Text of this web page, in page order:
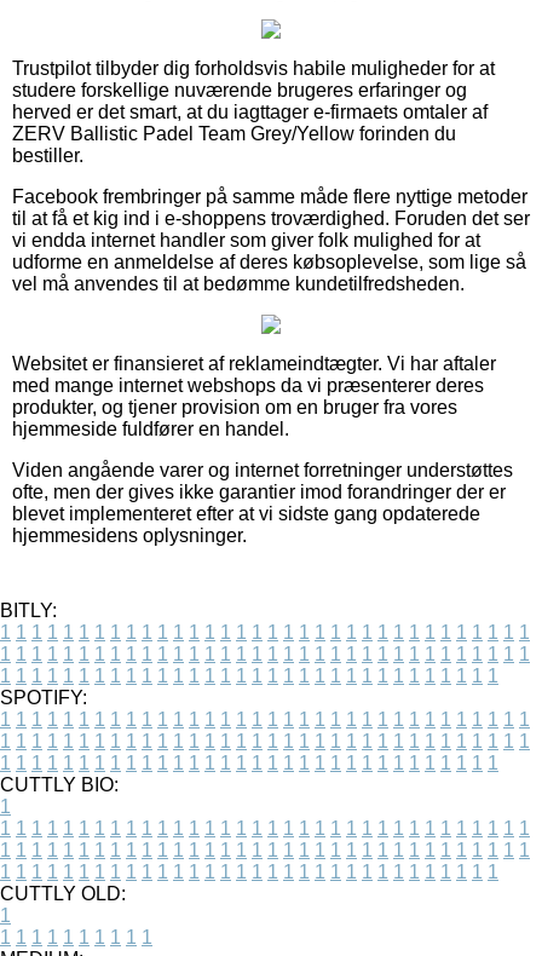
Trustpilot tilbyder dig forholdsvis habile muligheder for at
studere forskellige nuværende brugeres erfaringer og
herved er det smart, at du iagttager e-firmaets omtaler af
ZERV Ballistic Padel Team Grey/Yellow forinden du
bestiller.
Facebook frembringer på samme måde flere nyttige metoder
til at få et kig ind i e-shoppens troværdighed. Foruden det ser
vi endda internet handler som giver folk mulighed for at
udforme en anmeldelse af deres købsoplevelse, som lige så
vel må anvendes til at bedømme kundetilfredsheden.
Websitet er finansieret af reklameindtægter. Vi har aftaler
med mange internet webshops da vi præsenterer deres
produkter, og tjener provision om en bruger fra vores
hjemmeside fuldfører en handel.
Viden angående varer og internet forretninger understøttes
ofte, men der gives ikke garantier imod forandringer der er
blevet implementeret efter at vi sidste gang opdaterede
hjemmesidens oplysninger.
BITLY:
1 1 1 1 1 1 1 1 1 1 1 1 1 1 1 1 1 1 1 1 1 1 1 1 1 1 1 1 1 1 1 1 1 1
1 1 1 1 1 1 1 1 1 1 1 1 1 1 1 1 1 1 1 1 1 1 1 1 1 1 1 1 1 1 1 1 1 1
1 1 1 1 1 1 1 1 1 1 1 1 1 1 1 1 1 1 1 1 1 1 1 1 1 1 1 1 1 1 1 1
SPOTIFY:
1 1 1 1 1 1 1 1 1 1 1 1 1 1 1 1 1 1 1 1 1 1 1 1 1 1 1 1 1 1 1 1 1 1
1 1 1 1 1 1 1 1 1 1 1 1 1 1 1 1 1 1 1 1 1 1 1 1 1 1 1 1 1 1 1 1 1 1
1 1 1 1 1 1 1 1 1 1 1 1 1 1 1 1 1 1 1 1 1 1 1 1 1 1 1 1 1 1 1 1
CUTTLY BIO:
1
1 1 1 1 1 1 1 1 1 1 1 1 1 1 1 1 1 1 1 1 1 1 1 1 1 1 1 1 1 1 1 1 1 1
1 1 1 1 1 1 1 1 1 1 1 1 1 1 1 1 1 1 1 1 1 1 1 1 1 1 1 1 1 1 1 1 1 1
1 1 1 1 1 1 1 1 1 1 1 1 1 1 1 1 1 1 1 1 1 1 1 1 1 1 1 1 1 1 1 1
CUTTLY OLD:
1
1 1 1 1 1 1 1 1 1 1